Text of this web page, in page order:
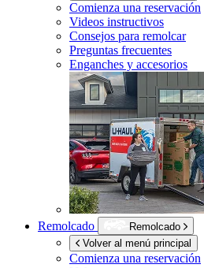
Comienza una reservación
Videos instructivos
Consejos para remolcar
Preguntas frecuentes
Enganches y accesorios
Remolcado
Remolcado
Volver al menú principal
Comienza una reservación